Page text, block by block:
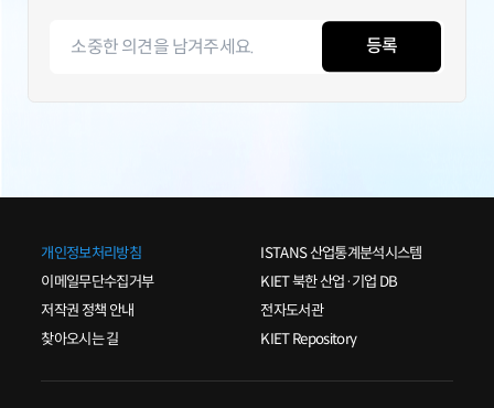
등록
개인정보처리방침
이메일무단수집거부
저작권 정책 안내
찾아오시는 길
ISTANS 산업통계분석시스템
KIET 북한 산업·기업 DB
전자도서관
KIET Repository